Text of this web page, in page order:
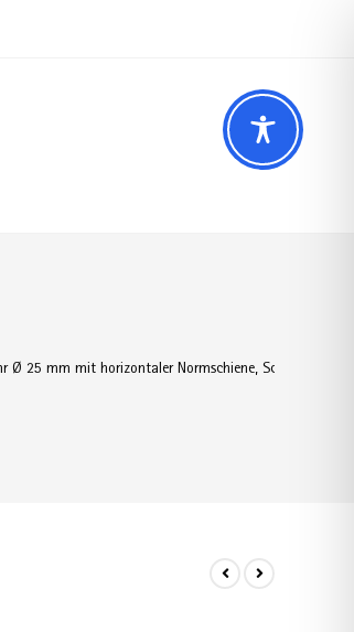
Ø 25 mm mit horizontaler Normschiene,